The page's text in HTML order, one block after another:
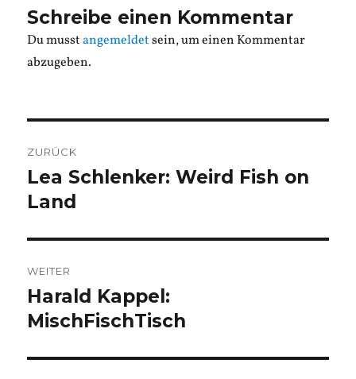
Schreibe einen Kommentar
Du musstangemeldetsein, um einen Kommentar
abzugeben.
ZURÜCK
Vorheriger
Beitrag:
Lea Schlenker: Weird Fish on
Land
WEITER
Nächster
Beitrag:
Harald Kappel:
MischFischTisch